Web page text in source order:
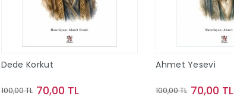
Dede Korkut
100,00 TL 70,00 TL
Ahmet Yesevi
100,00 TL 70,00 TL